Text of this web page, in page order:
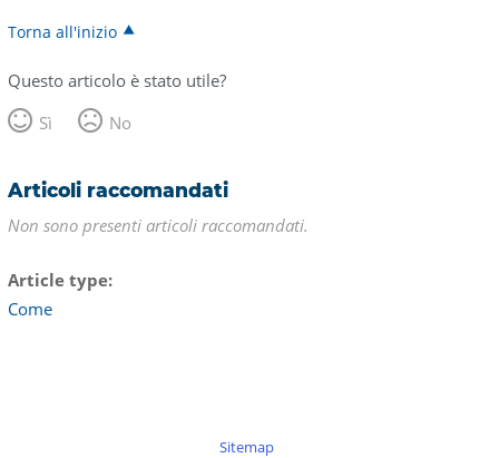
Torna all'inizio
Questo articolo è stato utile?
Sì
No
Articoli raccomandati
Non sono presenti articoli raccomandati.
Article type
Come
Sitemap